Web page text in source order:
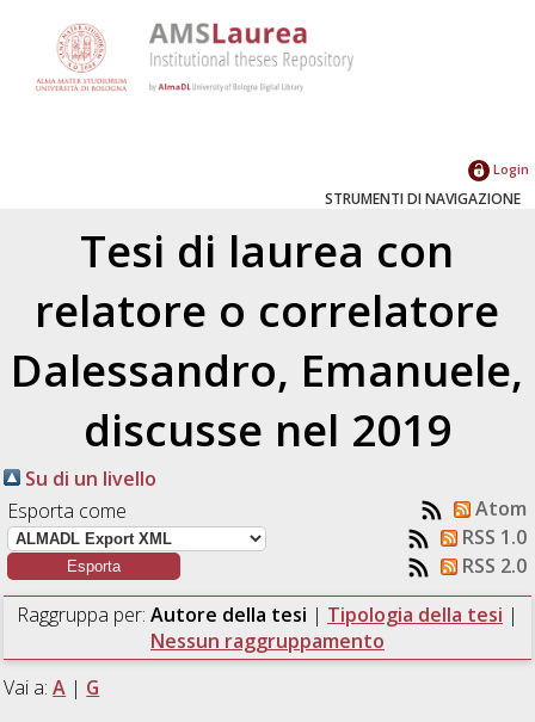
Login
STRUMENTI DI NAVIGAZIONE
Tesi di laurea con
relatore o correlatore
Dalessandro, Emanuele,
discusse nel 2019
Su di un livello
Esporta come
Atom
RSS 1.0
RSS 2.0
Raggruppa per: Autore della tesi | Tipologia della tesi |
Nessun raggruppamento
Vai a:A | G